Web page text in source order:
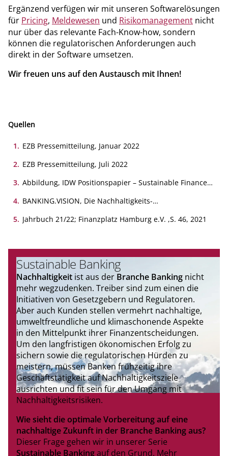
Ergänzend verfügen wir mit unseren Softwarelösungen
für Pricing, Meldewesen und Risikomanagement nicht
nur über das relevante Fach-Know-how, sondern
können die regulatorischen Anforderungen auch
direkt in der Software umsetzen.
Wir freuen uns auf den Austausch mit Ihnen!
Quellen
1. EZB Pressemitteilung, Januar 2022
2. EZB Pressemitteilung, Juli 2022
3. Abbildung, IDW Positionspapier – Sustainable Finance
auf Kreditinstitute, September 2020
4. BANKING.VISION, Die Nachhaltigkeits-
vergleichbarer, Januar 2022
5. Jahrbuch 21/22; Finanzplatz Hamburg e.V. ,S. 46, 2021
Sustainable Banking
Nachhaltigkeit ist aus der Branche Banking nicht
mehr wegzudenken. Treiber sind zum einen die
Initiativen von Gesetzgebern und Regulatoren.
Aber auch Kunden stellen vermehrt nachhaltige,
umweltfreundliche und klimaschonende Aspekte
in den Mittelpunkt ihrer Finanzentscheidungen.
Um den langfristigen ökonomischen Erfolg zu
sichern sowie die regulatorischen Hürden zu
meistern, müssen Banken frühzeitig ihre
Geschäftstätigkeit auf Nachhaltigkeitsziele
ausrichten und fit sein für den Umgang mit
Nachhaltigkeitsrisiken.
Wie sieht die optimale Vorbereitung auf eine
nachhaltige Zukunft in der Branche Banking aus?
Dieser Frage gehen wir in unserer Serie
Sustainable Bankingauf den Grund. Mehr